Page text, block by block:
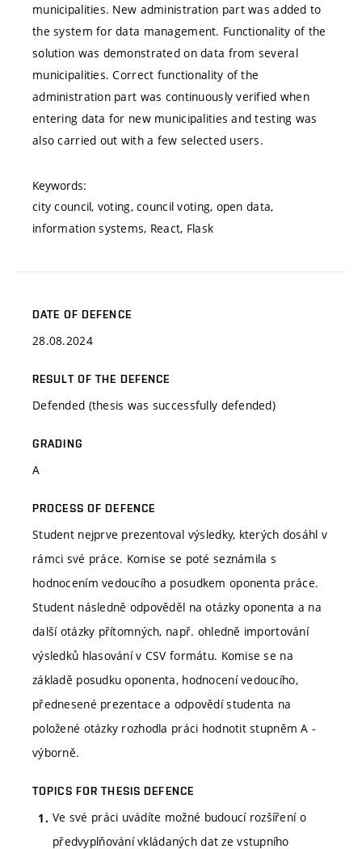
municipalities. New administration part was added to
the system for data management. Functionality of the
solution was demonstrated on data from several
municipalities. Correct functionality of the
administration part was continuously verified when
entering data for new municipalities and testing was
also carried out with a few selected users.
Keywords:
city council, voting, council voting, open data,
information systems, React, Flask
DATE OF DEFENCE
28.08.2024
RESULT OF THE DEFENCE
Defended (thesis was successfully defended)
GRADING
A
PROCESS OF DEFENCE
Student nejprve prezentoval výsledky, kterých dosáhl v
rámci své práce. Komise se poté seznámila s
hodnocením vedoucího a posudkem oponenta práce.
Student následně odpověděl na otázky oponenta a na
další otázky přítomných, např. ohledně importování
výsledků hlasování v CSV formátu. Komise se na
základě posudku oponenta, hodnocení vedoucího,
přednesené prezentace a odpovědí studenta na
položené otázky rozhodla práci hodnotit stupněm A -
výborně.
TOPICS FOR THESIS DEFENCE
Ve své práci uvádíte možné budoucí rozšíření o
předvyplňování vkládaných dat ze vstupního